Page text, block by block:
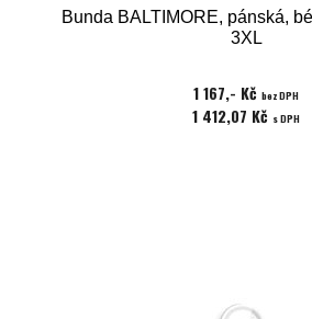
Bunda BALTIMORE, pánská,
3XL
1 167,- Kč bez DPH
1 412,07 Kč s DPH